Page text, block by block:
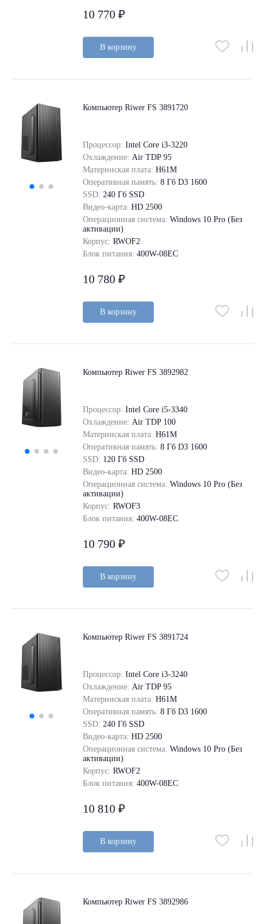
10 770 ₽
В корзину
Компьютер Riwer FS 3891720
Процессор: Intel Core i3-3220
Охлаждение: Air TDP 95
Материнская плата: H61M
Оперативная память: 8 Гб D3 1600
SSD: 240 Гб SSD
Видео-карта: HD 2500
Операционная система: Windows 10 Pro (Без
активации)
Корпус: RWOF2
Блок питания: 400W-08EC
10 780 ₽
В корзину
Компьютер Riwer FS 3892982
Процессор: Intel Core i5-3340
Охлаждение: Air TDP 100
Материнская плата: H61M
Оперативная память: 8 Гб D3 1600
SSD: 120 Гб SSD
Видео-карта: HD 2500
Операционная система: Windows 10 Pro (Без
активации)
Корпус: RWOF3
Блок питания: 400W-08EC
10 790 ₽
В корзину
Компьютер Riwer FS 3891724
Процессор: Intel Core i3-3240
Охлаждение: Air TDP 95
Материнская плата: H61M
Оперативная память: 8 Гб D3 1600
SSD: 240 Гб SSD
Видео-карта: HD 2500
Операционная система: Windows 10 Pro (Без
активации)
Корпус: RWOF2
Блок питания: 400W-08EC
10 810 ₽
В корзину
Компьютер Riwer FS 3892986